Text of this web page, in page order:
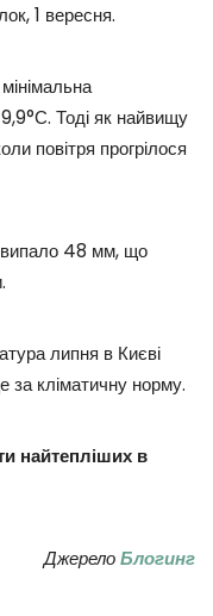
1 вересня.
Тоді як найвищу
повітря прогрілося
випало 48 мм, що
липня в Києві
кліматичну норму.
найтепліших в
ДжерелоБлогинг